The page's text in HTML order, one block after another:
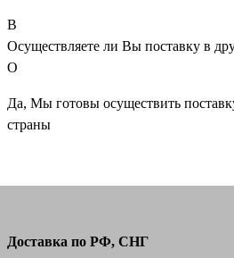
В
Осуществляете ли Вы поставку в
О
Да, Мы готовы осуществить
страны
Доставка по РФ, СНГ